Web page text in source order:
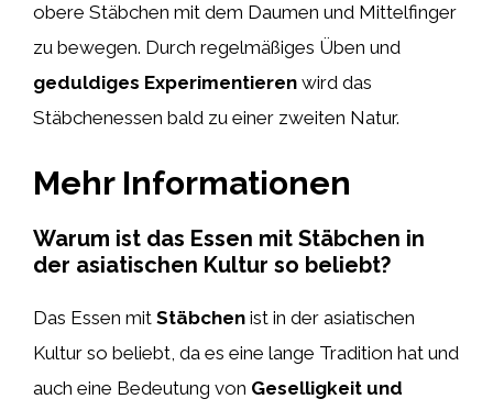
obere Stäbchen mit dem Daumen und Mittelfinger
zu bewegen. Durch regelmäßiges Üben und
geduldiges Experimentieren wird das
Stäbchenessen bald zu einer zweiten Natur.
Mehr Informationen
Warum ist das Essen mit Stäbchen in
der asiatischen Kultur so beliebt?
Das Essen mit Stäbchen ist in der asiatischen
Kultur so beliebt, da es eine lange Tradition hat und
auch eine Bedeutung von Geselligkeit und